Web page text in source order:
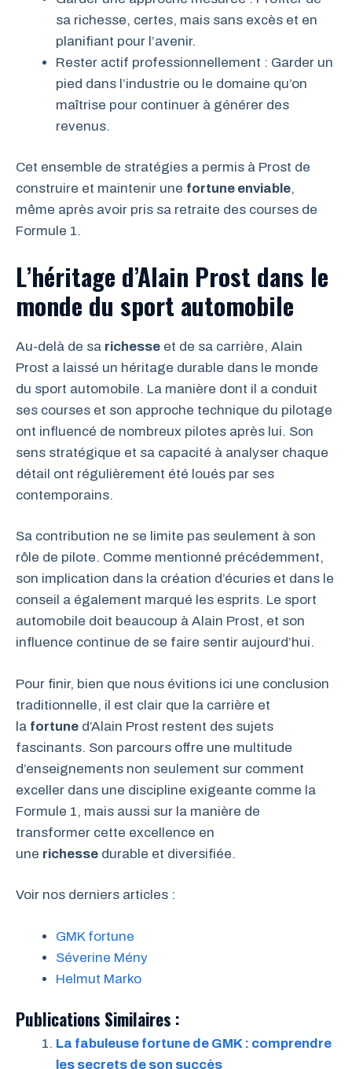
sa richesse, certes, mais sans excès et en
planifiant pour l’avenir.
Rester actif professionnellement : Garder un
pied dans l’industrie ou le domaine qu’on
maîtrise pour continuer à générer des
revenus.
Cet ensemble de stratégies a permis à Prost de
construire et maintenir une fortune enviable,
même après avoir pris sa retraite des courses de
Formule 1.
L’héritage d’Alain Prost dans le
monde du sport automobile
Au-delà de sa richesse et de sa carrière, Alain
Prost a laissé un héritage durable dans le monde
du sport automobile. La manière dont il a conduit
ses courses et son approche technique du pilotage
ont influencé de nombreux pilotes après lui. Son
sens stratégique et sa capacité à analyser chaque
détail ont régulièrement été loués par ses
contemporains.
Sa contribution ne se limite pas seulement à son
rôle de pilote. Comme mentionné précédemment,
son implication dans la création d’écuries et dans le
conseil a également marqué les esprits. Le sport
automobile doit beaucoup à Alain Prost, et son
influence continue de se faire sentir aujourd’hui.
Pour finir, bien que nous évitions ici une conclusion
traditionnelle, il est clair que la carrière et
la fortune d’Alain Prost restent des sujets
fascinants. Son parcours offre une multitude
d’enseignements non seulement sur comment
exceller dans une discipline exigeante comme la
Formule 1, mais aussi sur la manière de
transformer cette excellence en
une richesse durable et diversifiée.
Voir nos derniers articles :
GMK fortune
Séverine Mény
Helmut Marko
Publications Similaires :
La fabuleuse fortune de GMK : comprendre
les secrets de son succès